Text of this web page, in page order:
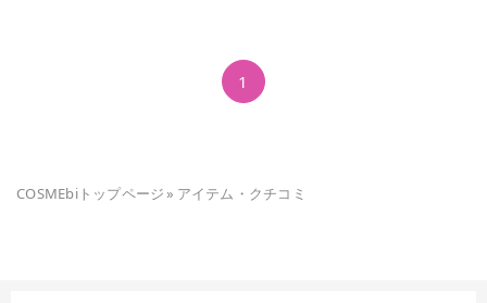
1
COSMEbiトップページ» アイテム・クチコミ